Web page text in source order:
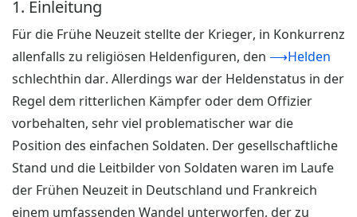
1. Einleitung
Für die Frühe Neuzeit stellte der Krieger, in Konkurrenz
allenfalls zu religiösen Heldenfiguren, den ⟶Helden
schlechthin dar. Allerdings war der Heldenstatus in der
Regel dem ritterlichen Kämpfer oder dem Offizier
vorbehalten, sehr viel problematischer war die
Position des einfachen Soldaten. Der gesellschaftliche
Stand und die Leitbilder von Soldaten waren im Laufe
der Frühen Neuzeit in Deutschland und Frankreich
einem umfassenden Wandel unterworfen, der zu